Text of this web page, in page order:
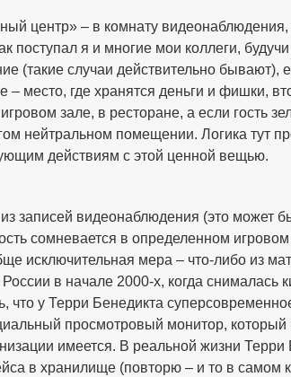
центр» – в комнату
поступал я и многие мои коллеги,
(такие случаи действительно
– место, где хранятся деньги и фишки,
зале, в ресторане, а если гость
нейтральном помещении. Логика тут
действиям с этой ценной вещью.
записей видеонаблюдения (это может
сомневается в определенном
исключительная мера – что-либо из
в начале 2000-х, когда снималась
что у Терри Бенедикта
просмотровый монитор,
имеется. В реальной жизни
в хранилище (повторю – и то в